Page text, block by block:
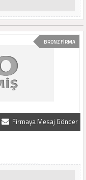
BRONZ FİRMA
Firmaya Mesaj Gönder